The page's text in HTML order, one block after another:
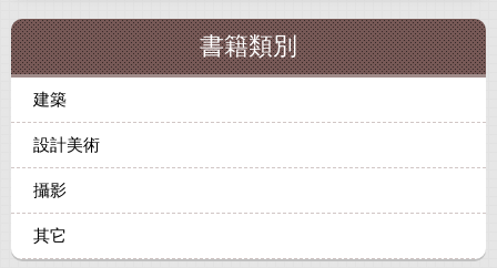
書籍類別
建築
設計美術
攝影
其它